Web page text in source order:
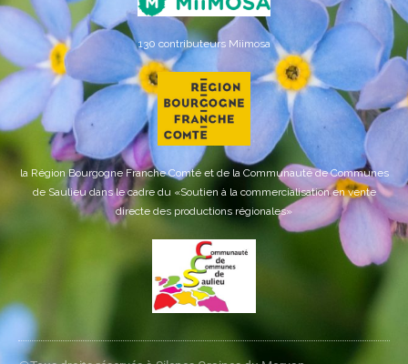
130 contributeurs Miimosa
la Région Bourgogne Franche Comté et de la Communauté de Communes
de Saulieu dans le cadre du «Soutien à la commercialisation en vente
directe des productions régionales»